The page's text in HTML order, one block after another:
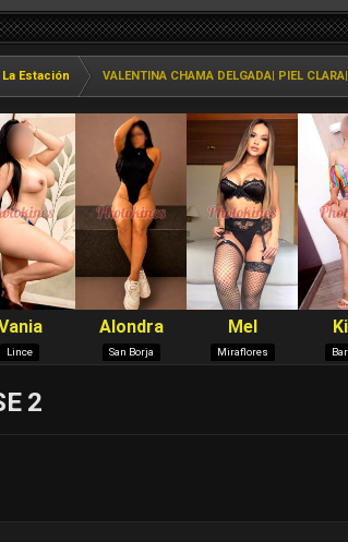
La Estación VALENTINA CHAMA DELGADA| PIEL
2